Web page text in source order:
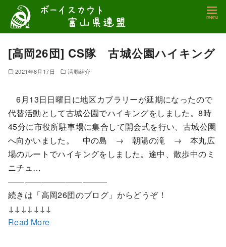
テ
[高岡26団] CS隊 古城公園ハイキング
2021年6月17日 活動紹介
6月13日日曜日に地区カブラリーが延期になったので
代替活動として古城公園でハイキングをしました。8時
45分に市役所駐車場に集合して開会式を行い、古城公園
へ向かいました。 中の島 → 朝陽の滝 → 本丸広
場のルートでハイキングをしました。途中、散歩中のミ
ニチュ…
————————————
続きは「高岡26団のブログ」からどうぞ！
↓↓↓↓↓↓↓
Read More